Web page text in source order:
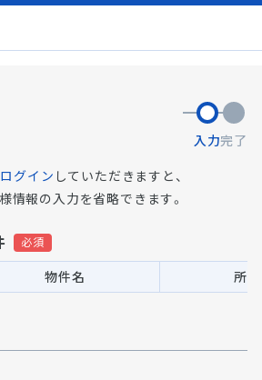
入力完了
ログイン していただきますと、
情報の入力を省略できます。
物件名 所